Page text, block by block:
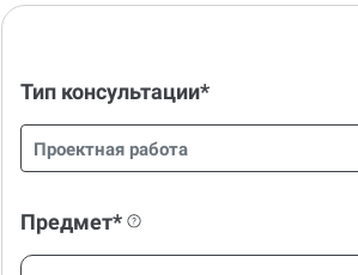
Тип консультации*
Проектная работа
Предмет*